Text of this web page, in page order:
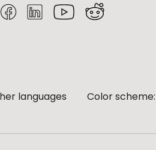
languages Color scheme: